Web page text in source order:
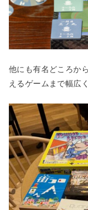
他にも有名どころか
えるゲームまで幅広